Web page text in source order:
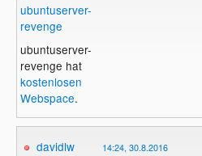
ubuntuserver-
revenge
ubuntuserver-
revenge hat
kostenlosen
Webspace.
davidlw 14:24, 30.8.2016